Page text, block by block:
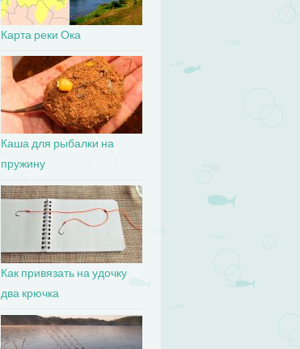
Карта реки Ока
Каша для рыбалки на
пружину
Как привязать на удочку
два крючка